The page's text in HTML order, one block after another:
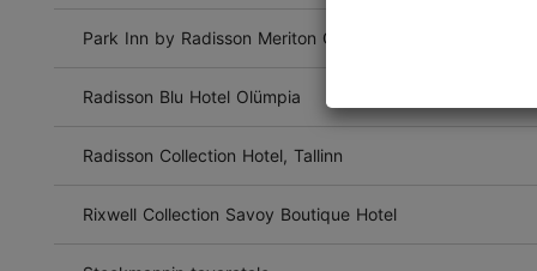
Park Inn by Radisson Meriton Conference & Spa Hotel
Radisson Blu Hotel Olümpia
Radisson Collection Hotel, Tallinn
Rixwell Collection Savoy Boutique Hotel